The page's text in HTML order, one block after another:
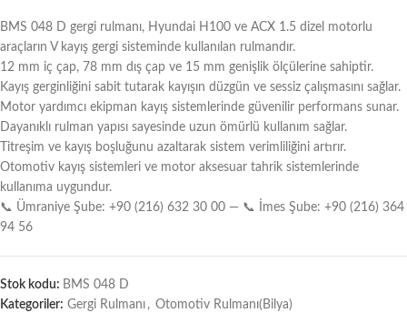
BMS 048 D gergi rulmanı, Hyundai H100 ve ACX 1.5 dizel motorlu
araçların V kayış gergi sisteminde kullanılan rulmandır.
12 mm iç çap, 78 mm dış çap ve 15 mm genişlik ölçülerine sahiptir.
Kayış gerginliğini sabit tutarak kayışın düzgün ve sessiz çalışmasını sağlar.
Motor yardımcı ekipman kayış sistemlerinde güvenilir performans sunar.
Dayanıklı rulman yapısı sayesinde uzun ömürlü kullanım sağlar.
Titreşim ve kayış boşluğunu azaltarak sistem verimliliğini artırır.
Otomotiv kayış sistemleri ve motor aksesuar tahrik sistemlerinde
kullanıma uygundur.
📞 Ümraniye Şube: +90 (216) 632 30 00 — 📞 İmes Şube: +90 (216) 364
94 56
Stok kodu: BMS 048 D
Kategoriler: Gergi Rulmanı , Otomotiv Rulmanı(Bilya)